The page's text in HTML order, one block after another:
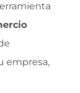
empresa,